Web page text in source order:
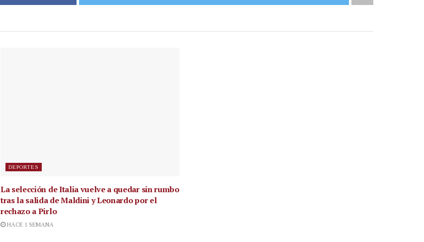
DEPORTES
La selección de Italia vuelve a quedar sin rumbo
tras la salida de Maldini y Leonardo por el
rechazo a Pirlo
HACE 1 SEMANA